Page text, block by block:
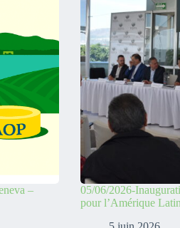
–
05/06/2026-
pour l’Amérique